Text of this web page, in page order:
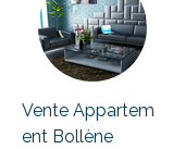
Vente Appartem
ent Bollène